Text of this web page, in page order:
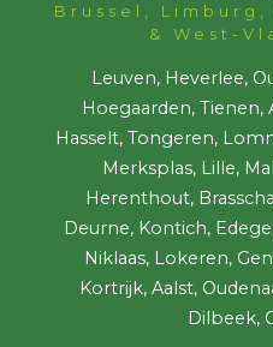
Brussel,
& West-
Leuven, Heverlee,
Hoegaarden, Tienen,
Hasselt, Tongeren,
Merksplas, Lille,
Herenthout,
Deurne, Kontich,
Niklaas, Lokeren,
Kortrijk, Aalst,
Dilbeek,